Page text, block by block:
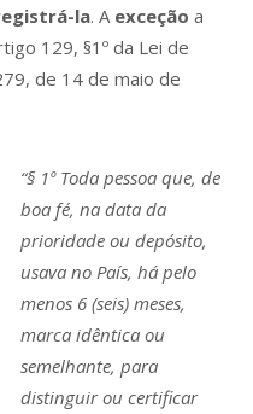
la. A exceção a
129, §1º da Lei de
de 14 de maio de
“§ 1º Toda pessoa que, de
boa fé, na data da
prioridade ou depósito,
usava no País, há pelo
menos 6 (seis) meses,
marca idêntica ou
semelhante, para
distinguir ou certificar